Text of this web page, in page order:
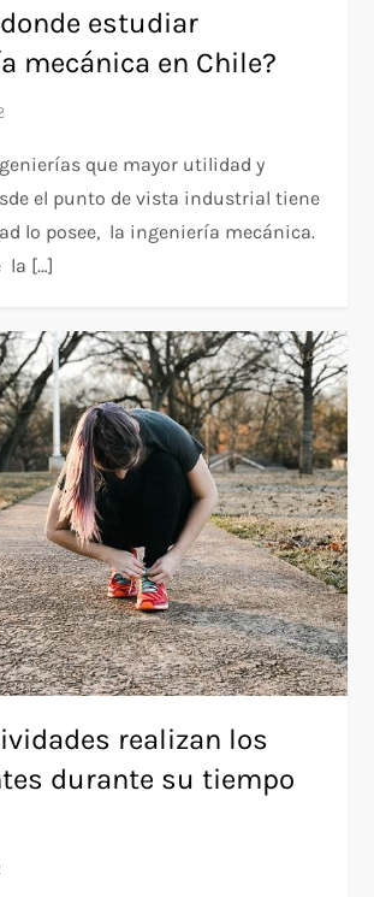
estudiar
mecánica en Chile?
que mayor utilidad y
el punto de vista industrial tiene
lo posee, la ingeniería mecánica.
la […]
realizan los
durante su tiempo